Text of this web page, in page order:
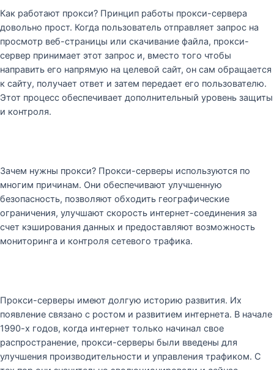
Как работают прокси? Принцип работы прокси-сервера
довольно прост. Когда пользователь отправляет запрос на
просмотр веб-страницы или скачивание файла, прокси-
сервер принимает этот запрос и, вместо того чтобы
направить его напрямую на целевой сайт, он сам обращается
к сайту, получает ответ и затем передает его пользователю.
Этот процесс обеспечивает дополнительный уровень защиты
и контроля.
Зачем нужны прокси? Прокси-серверы используются по
многим причинам. Они обеспечивают улучшенную
безопасность, позволяют обходить географические
ограничения, улучшают скорость интернет-соединения за
счет кэширования данных и предоставляют возможность
мониторинга и контроля сетевого трафика.
Прокси-серверы имеют долгую историю развития. Их
появление связано с ростом и развитием интернета. В начале
1990-х годов, когда интернет только начинал свое
распространение, прокси-серверы были введены для
улучшения производительности и управления трафиком. С